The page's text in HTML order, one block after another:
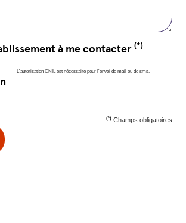
à me contacter(*)
L'autorisation CNIL est nécessaire pour l'envoi de mail ou de sms.
(*)Champs obligatoires